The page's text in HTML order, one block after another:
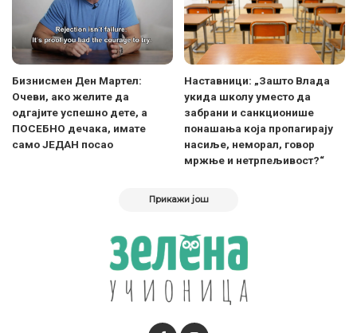
Бизнисмен Ден Мартел:
Очеви, ако желите да
одгајите успешно дете, а
ПОСЕБНО дечака, имате
само ЈЕДАН посао
Наставници: „Зашто Влада
укида школу уместо да
забрани и санкционише
понашања која пропагирају
насиље, неморал, говор
мржње и нетрпељивост?“
Прикажи још